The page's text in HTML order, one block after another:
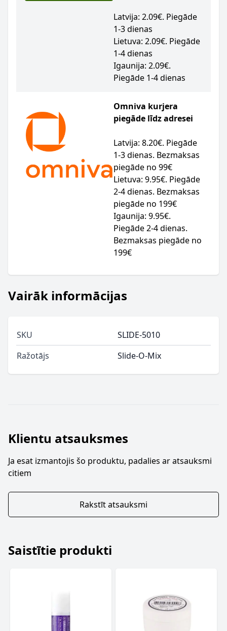
Latvija: 2.09€. Piegāde
1-3 dienas
Lietuva: 2.09€. Piegāde
1-4 dienas
Igaunija: 2.09€.
Piegāde 1-4 dienas
Omniva kurjera
piegāde līdz adresei
Latvija: 8.20€. Piegāde
1-3 dienas. Bezmaksas
piegāde no 99€
Lietuva: 9.95€. Piegāde
2-4 dienas. Bezmaksas
piegāde no 199€
Igaunija: 9.95€.
Piegāde 2-4 dienas.
Bezmaksas piegāde no
199€
Vairāk informācijas
SKU
SLIDE-5010
Ražotājs
Slide-O-Mix
Klientu atsauksmes
Ja esat izmantojis šo produktu, padalies ar atsauksmi
citiem
Rakstīt atsauksmi
Saistītie produkti